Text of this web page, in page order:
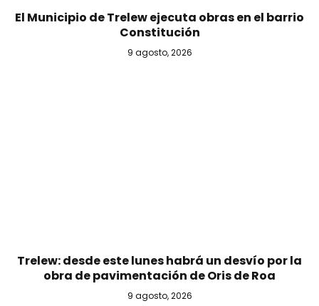
El Municipio de Trelew ejecuta obras en el barrio
Constitución
9 agosto, 2026
Trelew: desde este lunes habrá un desvío por la
obra de pavimentación de Oris de Roa
9 agosto, 2026